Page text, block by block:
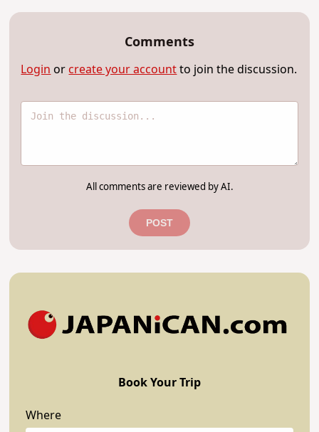
Comments
Login or create your accountto join the discussion.
All comments are reviewed by AI.
POST
Book Your Trip
Where